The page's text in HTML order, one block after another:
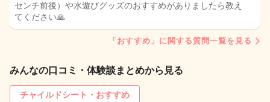
センチ前後）や水遊びグッズのおすすめがありましたら教え
てください🙏
「おすすめ」に関する質問一覧を見る
みんなの口コミ・体験談まとめから見る
チャイルドシート・おすすめ